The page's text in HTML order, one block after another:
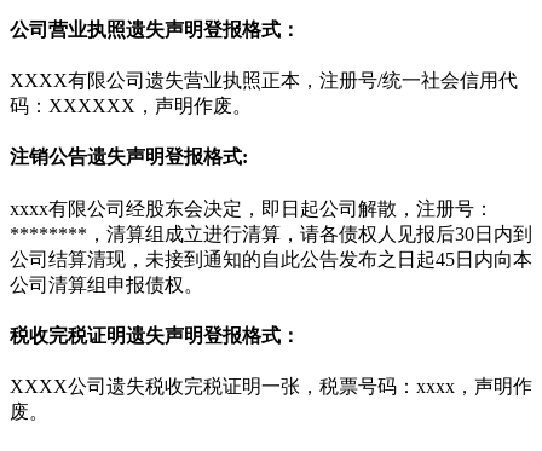
公司营业执照遗失声明登报格式：
XXXX有限公司遗失营业执照正本，注册号/统一社会信用代
码：XXXXXX，声明作废。
注销公告遗失声明登报格式:
xxxx有限公司经股东会决定，即日起公司解散，注册号：
********，清算组成立进行清算，请各债权人见报后30日内到
公司结算清现，未接到通知的自此公告发布之日起45日内向本
公司清算组申报债权。
税收完税证明遗失声明登报格式：
XXXX公司遗失税收完税证明一张，税票号码：xxxx，声明作
废。